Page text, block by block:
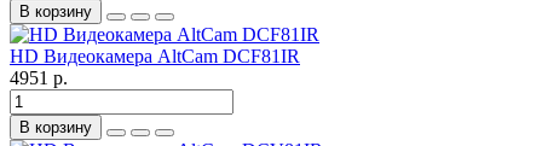
В корзину
HD Видеокамера AltCam DCF81IR
4951 р.
В корзину